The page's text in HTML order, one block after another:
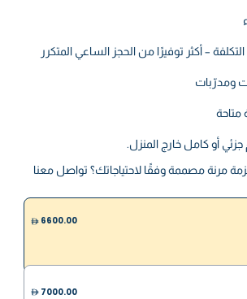
– أكثر توفيرًا من الحجز الساعي المتكرر
ومدرّبات
متاحة
جزئي أو كامل خارج المنزل.
مرنة مصممة وفقًا لاحتياجاتك؟ تواصل معنا
6600.00
7000.00